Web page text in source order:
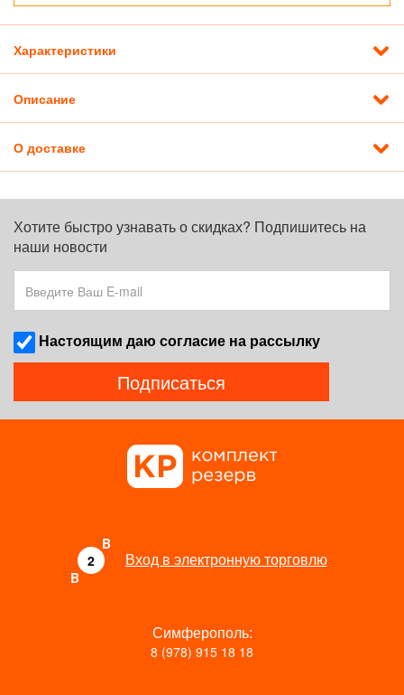
Характеристики
Описание
О доставке
Хотите быстро узнавать о скидках? Подпишитесь на
наши новости
Наcтоящим даю согласие на рассылку
Подписаться
B
2
B
Вход в электронную торговлю
Симферополь:
8 (978) 915 18 18